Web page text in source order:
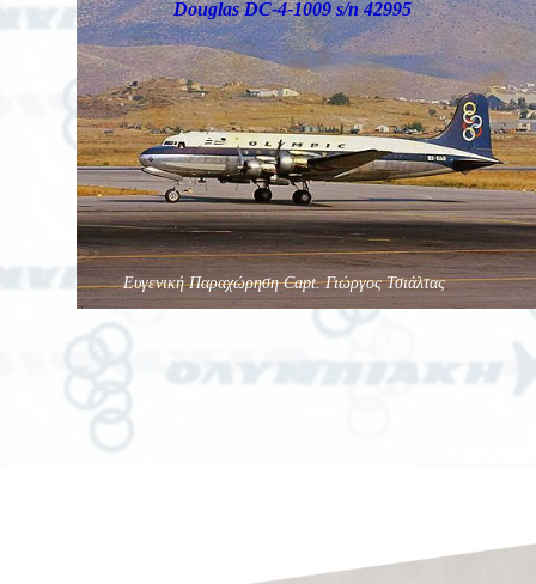
Douglas DC-4-1009 s/n 42995
Ευγενική Παραχώρηση Capt. Γιώργος Τσιάλτας